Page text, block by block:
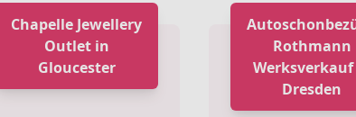
Chapelle Jewellery
Outlet in
Gloucester
Rothmann
Dresden